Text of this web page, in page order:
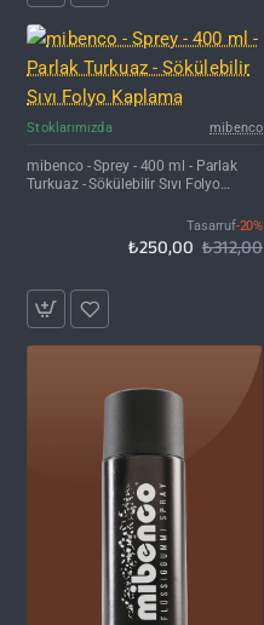
İNDIRIM'DE
Stoklarımızda mibenco
mibenco - Sprey - 400 ml - Parlak
Turkuaz - Sökülebilir Sıvı Folyo
Tasarruf-20%
₺250,00 ₺312,00